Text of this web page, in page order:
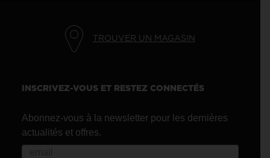
TROUVER UN MAGASIN
INSCRIVEZ-VOUS ET RESTEZ CONNECTÉS
Abonnez-vous à la newsletter pour les dernières
actualités et offres.